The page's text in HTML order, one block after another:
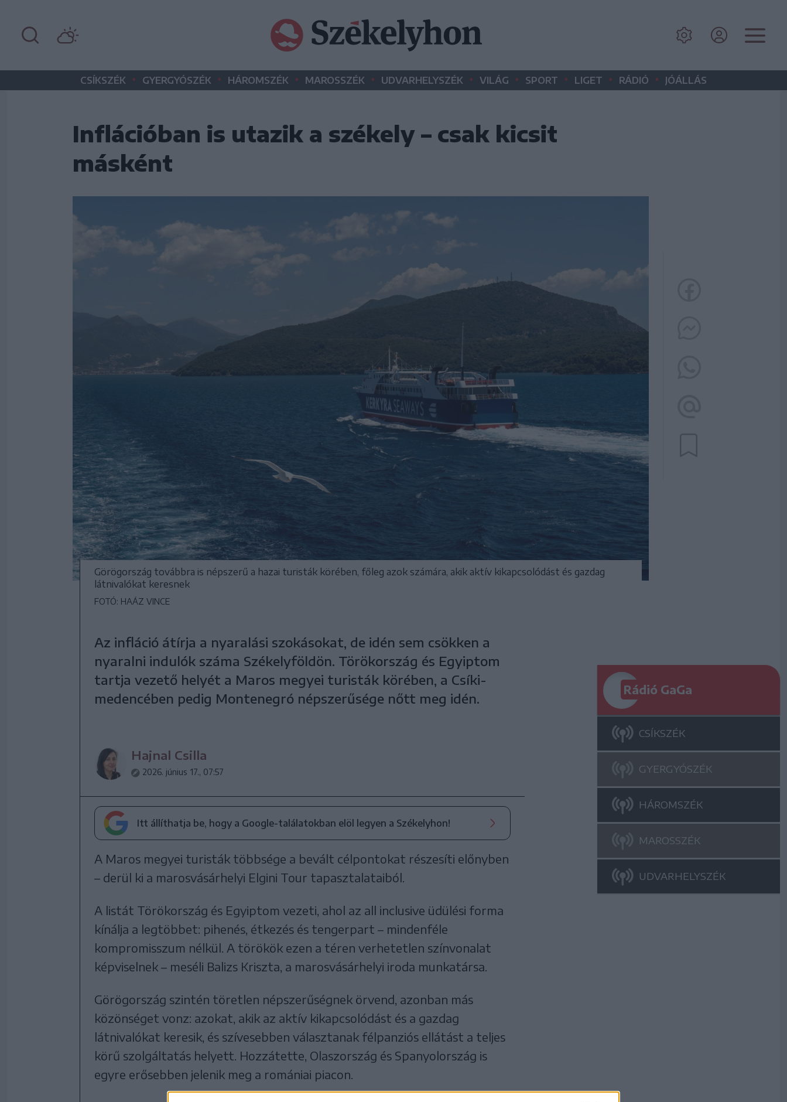
CSÍKSZÉK • GYERGYÓSZÉK • HÁROMSZÉK • MAROSSZÉK • UDVARHELYSZÉK • VILÁG • SPORT • LIGET • RÁDIÓ • JÓÁLLÁS
Inflációban is utazik a székely – csak kicsit
másként
Görögország továbbra is népszerű a hazai turisták körében, főleg azok számára, akik aktív kikapcsolódást és gazdag
látnivalókat keresnek
FOTÓ: HAÁZ VINCE
Az infláció átírja a nyaralási szokásokat, de idén sem csökken a
nyaralni indulók száma Székelyföldön. Törökország és Egyiptom
tartja vezető helyét a Maros megyei turisták körében, a Csíki-
medencében pedig Montenegró népszerűsége nőtt meg idén.
Hajnal Csilla
2026. június 17., 07:57
Itt állíthatja be, hogy a Google-találatokban elöl legyen a Székelyhon!
A Maros megyei turisták többsége a bevált célpontokat részesíti előnyben
– derül ki a marosvásárhelyi Elgini Tour tapasztalataiból.
A listát Törökország és Egyiptom vezeti, ahol az all inclusive üdülési forma
kínálja a legtöbbet: pihenés, étkezés és tengerpart – mindenféle
kompromisszum nélkül. A törökök ezen a téren verhetetlen színvonalat
képviselnek – meséli Balizs Kriszta, a marosvásárhelyi iroda munkatársa.
Görögország szintén töretlen népszerűségnek örvend, azonban más
közönséget vonz: azokat, akik az aktív kikapcsolódást és a gazdag
látnivalókat keresik, és szívesebben választanak félpanziós ellátást a teljes
körű szolgáltatás helyett. Hozzátette, Olaszország és Spanyolország is
egyre erősebben jelenik meg a romániai piacon.
Rádió GaGa
CSÍKSZÉK
GYERGYÓSZÉK
HÁROMSZÉK
MAROSSZÉK
UDVARHELYSZÉK